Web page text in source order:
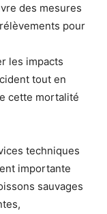
des mesures
pour
les impacts
tout en
cette mortalité
techniques
importante
sauvages